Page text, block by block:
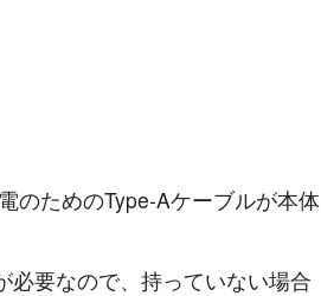
のためのType-Aケーブルが本体
必要なので、持っていない場合